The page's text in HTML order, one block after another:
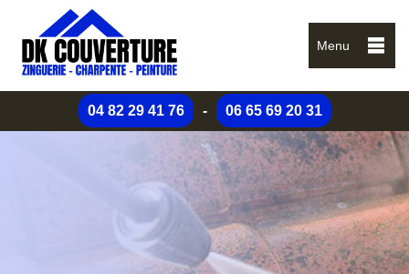
Menu
04 82 29 41 76 - 06 65 69 20 31